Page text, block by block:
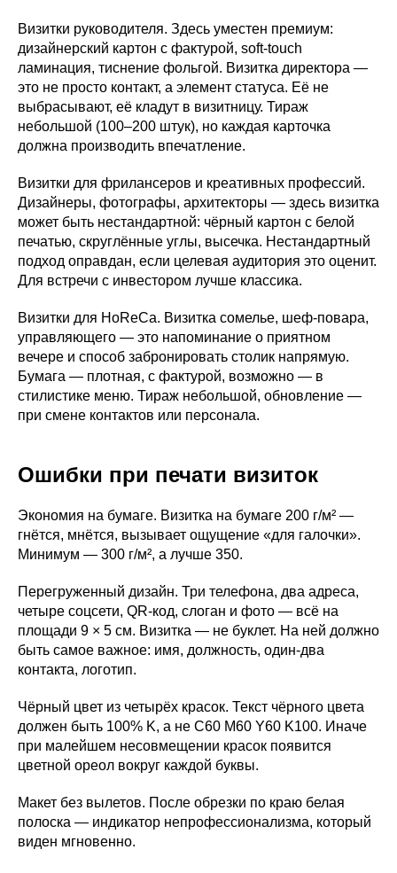
Визитки руководителя. Здесь уместен премиум:
дизайнерский картон с фактурой, soft-touch
ламинация, тиснение фольгой. Визитка директора —
это не просто контакт, а элемент статуса. Её не
выбрасывают, её кладут в визитницу. Тираж
небольшой (100–200 штук), но каждая карточка
должна производить впечатление.
Визитки для фрилансеров и креативных профессий.
Дизайнеры, фотографы, архитекторы — здесь визитка
может быть нестандартной: чёрный картон с белой
печатью, скруглённые углы, высечка. Нестандартный
подход оправдан, если целевая аудитория это оценит.
Для встречи с инвестором лучше классика.
Визитки для HoReCa. Визитка сомелье, шеф-повара,
управляющего — это напоминание о приятном
вечере и способ забронировать столик напрямую.
Бумага — плотная, с фактурой, возможно — в
стилистике меню. Тираж небольшой, обновление —
при смене контактов или персонала.
Ошибки при печати визиток
Экономия на бумаге. Визитка на бумаге 200 г/м² —
гнётся, мнётся, вызывает ощущение «для галочки».
Минимум — 300 г/м², а лучше 350.
Перегруженный дизайн. Три телефона, два адреса,
четыре соцсети, QR-код, слоган и фото — всё на
площади 9 × 5 см. Визитка — не буклет. На ней должно
быть самое важное: имя, должность, один-два
контакта, логотип.
Чёрный цвет из четырёх красок. Текст чёрного цвета
должен быть 100% K, а не C60 M60 Y60 K100. Иначе
при малейшем несовмещении красок появится
цветной ореол вокруг каждой буквы.
Макет без вылетов. После обрезки по краю белая
полоска — индикатор непрофессионализма, который
виден мгновенно.